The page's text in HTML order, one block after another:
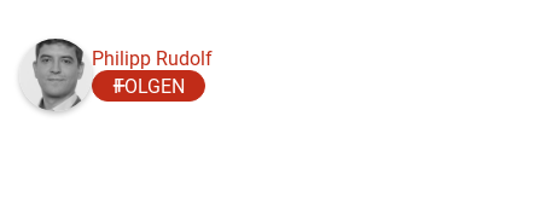
Philipp Rudolf
FOLGEN